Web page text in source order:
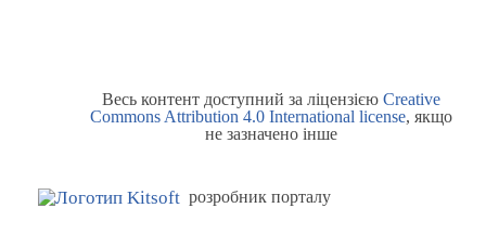
Весь контент доступний за ліцензією Creative
Commons Attribution 4.0 International license, якщо
не зазначено інше
розробник порталу